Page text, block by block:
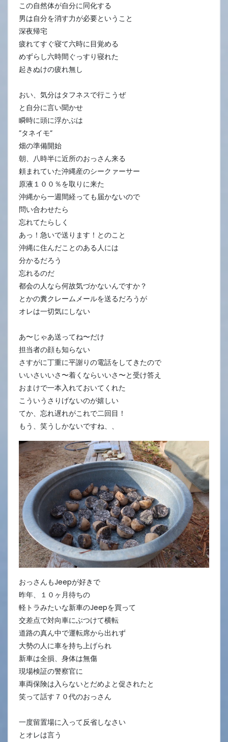
この自然体が自分に同化する
男は自分を消す力が必要ということ
深夜帰宅
疲れてすぐ寝て六時に目覚める
めずらし六時間ぐっすり寝れた
起きぬけの疲れ無し
おい、気分はタフネスで行こうぜ
と自分に言い聞かせ
瞬時に頭に浮かぶは
”タネイモ”
畑の準備開始
朝、八時半に近所のおっさん来る
頼まれていた沖縄産のシークァーサー
原液１００％を取りに来た
沖縄から一週間経っても届かないので
問い合わせたら
忘れてたらしく
あっ！急いで送ります！とのこと
沖縄に住んだことのある人には
分かるだろう
忘れるのだ
都会の人なら何故気づかないんですか？
とかの糞クレームメールを送るだろうが
オレは一切気にしない
あ〜じゃあ送ってね〜だけ
担当者の顔も知らない
さすがに丁重に平謝りの電話をしてきたので
いいさいいさ〜着くならいいさ〜と受け答え
おまけで一本入れておいてくれた
こういうさりげないのが嬉しい
てか、忘れ遅れがこれで二回目！
もう、笑うしかないですね、、
おっさんもJeepが好きで
昨年、１０ヶ月待ちの
軽トラみたいな新車のJeepを買って
交差点で対向車にぶつけて横転
道路の真ん中で運転席から出れず
大勢の人に車を持ち上げられ
新車は全損、身体は無傷
現場検証の警察官に
車両保険は入らないとだめよと促されたと
笑って話す７０代のおっさん
一度留置場に入って反省しなさい
とオレは言う